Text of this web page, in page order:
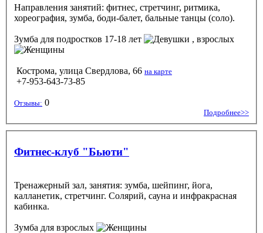
Направления занятий: фитнес, стретчинг, ритмика,
хореография, зумба, боди-балет, бальные танцы (соло).
Зумба для подростков 17-18 лет , взрослых
Кострома, улица Свердлова, 66 на карте
+7-953-643-73-85
Отзывы: 0
Подробнее>>
Фитнес-клуб "Бьюти"
Тренажерный зал, занятия: зумба, шейпинг, йога,
калланетик, стретчинг. Солярий, сауна и инфракрасная
кабинка.
Зумба для взрослых